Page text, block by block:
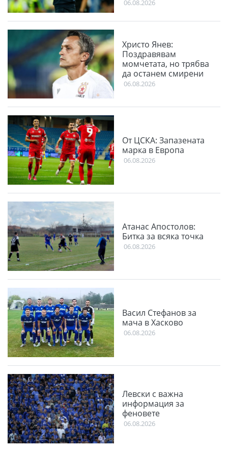
06.08.2026
Христо Янев:
Поздравявам
момчетата, но трябва
да останем смирени
06.08.2026
От ЦСКА: Запазената
марка в Европа
06.08.2026
Атанас Апостолов:
Битка за всяка точка
06.08.2026
Васил Стефанов за
мача в Хасково
06.08.2026
Левски с важна
информация за
феновете
06.08.2026